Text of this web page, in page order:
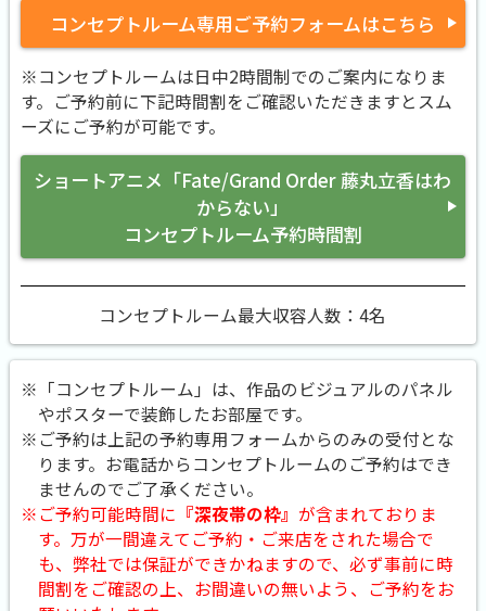
コンセプトルーム専用ご予約フォームはこちら
※コンセプトルームは日中2時間制でのご案内になりま
す。ご予約前に下記時間割をご確認いただきますとスム
ーズにご予約が可能です。
ショートアニメ「Fate/Grand Order 藤丸立香はわ
からない」
コンセプトルーム予約時間割
コンセプトルーム最大収容人数：4名
※「コンセプトルーム」は、作品のビジュアルのパネル
やポスターで装飾したお部屋です。
※ご予約は上記の予約専用フォームからのみの受付とな
ります。お電話からコンセプトルームのご予約はでき
ませんのでご了承ください。
※ご予約可能時間に 『深夜帯の枠』 が含まれておりま
す。万が一間違えてご予約・ご来店をされた場合で
も、弊社では保証ができかねますので、必ず事前に時
間割をご確認の上、お間違いの無いよう、ご予約をお